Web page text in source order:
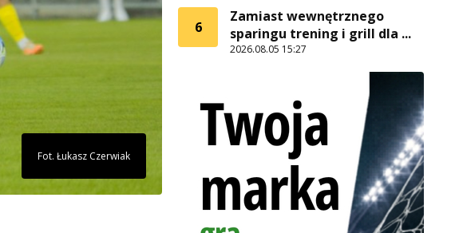
Fot. Łukasz Czerwiak
6
Zamiast wewnętrznego
sparingu trening i grill dla ...
2026.08.05 15:27